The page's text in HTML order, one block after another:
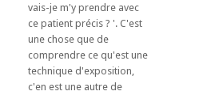
vais-je m'y prendre avec
ce patient précis ? '. C'est
une chose que de
comprendre ce qu'est une
technique d'exposition,
c'en est une autre de